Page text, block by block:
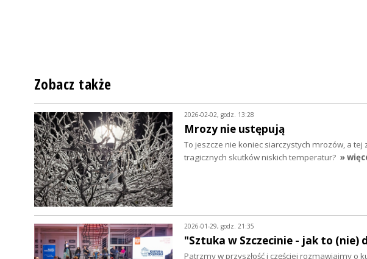
Zobacz także
2026-02-02, godz. 13:28
Mrozy nie ustępują
To jeszcze nie koniec siarczystych mrozów, a tej
tragicznych skutków niskich temperatur? »
2026-01-29, godz. 21:35
"Sztuka w Szczecinie - jak to (nie)
Patrzmy w przyszłość i częściej rozmawiajmy